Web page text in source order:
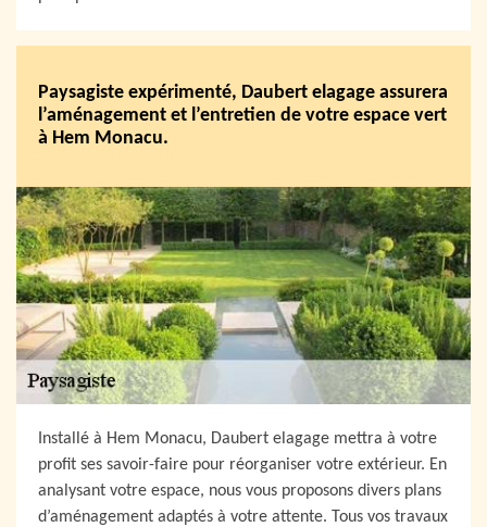
Paysagiste expérimenté, Daubert elagage assurera
l’aménagement et l’entretien de votre espace vert
à Hem Monacu.
Installé à Hem Monacu, Daubert elagage mettra à votre
profit ses savoir-faire pour réorganiser votre extérieur. En
analysant votre espace, nous vous proposons divers plans
d’aménagement adaptés à votre attente. Tous vos travaux